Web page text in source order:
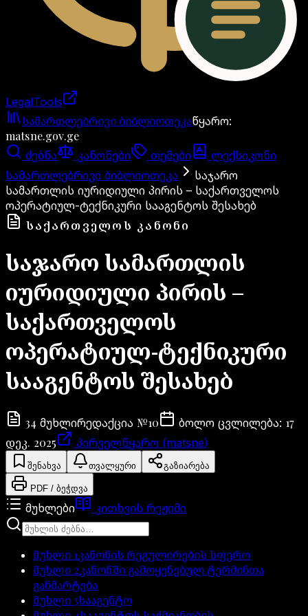
LegalTools
ანგარიში იტვირთება
სამართლებრივი ბიბლიოთეკაწყარო:
matsne.gov.ge
ძებნა კანონები თემები
ლექსიკონი
სამართლებრივი ბიბლიოთეკა
საჯარო
სამართლის იურიდიული პირის – საქართველოს
ოპერატიულ-ტექნიკური სააგენტოს შესახებ
ᲡᲐᲥᲐᲠᲗᲕᲔᲚᲝᲡ ᲙᲐᲜᲝᲜᲘ
საჯარო სამართლის
იურიდიული პირის –
საქართველოს
ოპერატიულ-ტექნიკური
სააგენტოს შესახებ
34 მუხლირედაქცია №10 ბოლო ცვლილება: 17
დეკ. 2025
პირველწყარო (matsne)
შენახვა თვალყური გაზიარება
PDF / ბეჭდვა
მუხლები კითხვის რეჟიმი
მუხლი 1კანონის რეგულირების სფერო
მუხლი 2კანონში გამოყენებულ ტერმინთა
განმარტება
მუხლი3სააგენტო